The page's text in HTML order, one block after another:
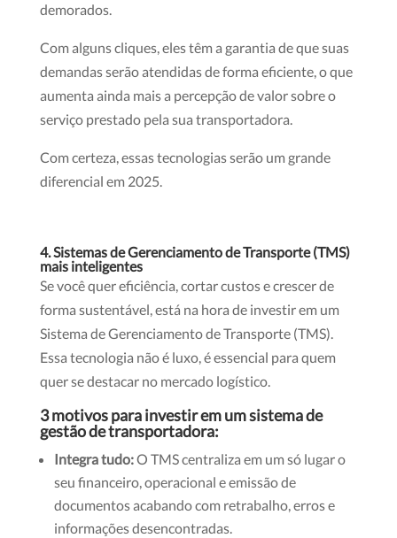
demorados.
Com alguns cliques, eles têm a garantia de que suas
demandas serão atendidas de forma eficiente, o que
aumenta ainda mais a percepção de valor sobre o
serviço prestado pela sua transportadora.
Com certeza, essas tecnologias serão um grande
diferencial em 2025.
4. Sistemas de Gerenciamento de Transporte (TMS)
mais inteligentes
Se você quer eficiência, cortar custos e crescer de
forma sustentável, está na hora de investir em um
Sistema de Gerenciamento de Transporte (TMS).
Essa tecnologia não é luxo, é essencial para quem
quer se destacar no mercado logístico.
3 motivos para investir em um sistema de
gestão de transportadora:
Integra tudo:O TMS centraliza em um só lugar o
seu financeiro, operacional e emissão de
documentos acabando com retrabalho, erros e
informações desencontradas.